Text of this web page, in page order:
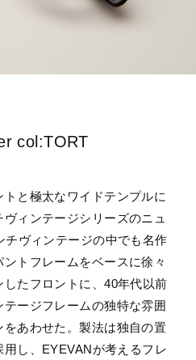
col:TORT
と極太なワイドテンプルに
ィンテージシリーズのニュ
チヴィンテージの中でも名作
トフレームをベースに徐々
たフロントに、40年代以前
ージフレームの独特な雰囲
あわせた。製法は独自の置
し、EYEVANが考えるフレ